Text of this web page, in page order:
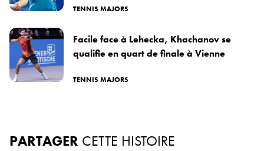
TENNIS MAJORS
Facile face à Lehecka, Khachanov se
qualifie en quart de finale à Vienne
TENNIS MAJORS
PARTAGER CETTE HISTOIRE